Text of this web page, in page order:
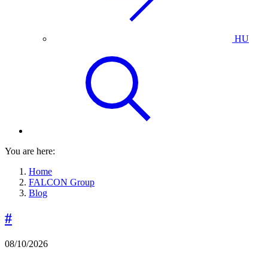
HU
You are here:
Home
FALCON Group
Blog
#
08/10/2026